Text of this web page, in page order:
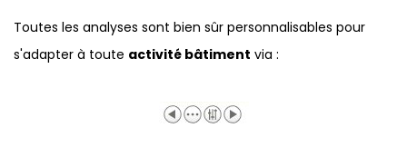
Toutes les analyses sont bien sûr personnalisables pour
s'adapter à toute activité bâtiment via :